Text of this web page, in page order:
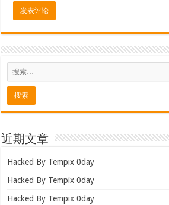
近期文章
Hacked By Tempix 0day
Hacked By Tempix 0day
Hacked By Tempix 0day